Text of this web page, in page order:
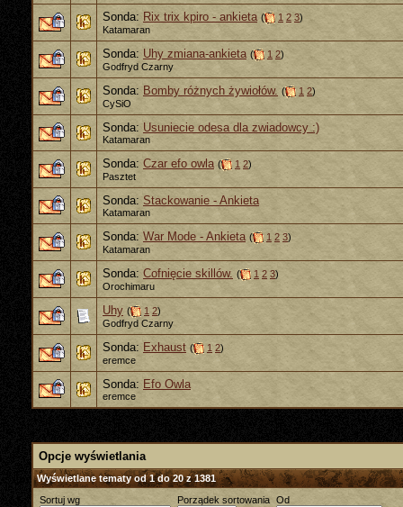
Sonda: Rix trix kpiro - ankieta ( 1 2 3)
Katamaran
Sonda: Uhy zmiana-ankieta ( 1 2)
Godfryd Czarny
Sonda: Bomby różnych żywiołów. ( 1 2)
CySiO
Sonda: Usuniecie odesa dla zwiadowcy :)
Katamaran
Sonda: Czar efo owla ( 1 2)
Pasztet
Sonda: Stackowanie - Ankieta
Katamaran
Sonda: War Mode - Ankieta ( 1 2 3)
Katamaran
Sonda: Cofnięcie skillów. ( 1 2 3)
Orochimaru
Uhy ( 1 2)
Godfryd Czarny
Sonda: Exhaust ( 1 2)
eremce
Sonda: Efo Owla
eremce
Opcje wyświetlania
Wyświetlane tematy od 1 do 20 z 1381
Sortuj wg
Porządek sortowania Od